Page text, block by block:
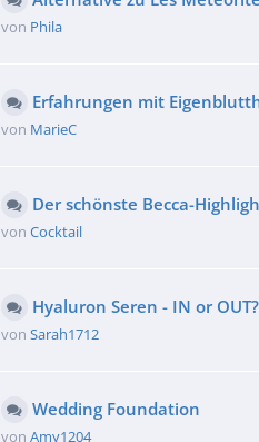
von Phila
Erfahrungen mit
von MarieC
Der schönste Becca-
vonCocktail
Hyaluron Seren - IN or OUT?
vonSarah1712
Wedding Foundation
vonAmy1204